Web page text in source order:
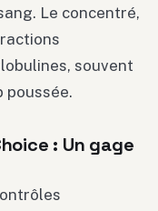
Le concentré,
souvent
poussée.
: Un gage